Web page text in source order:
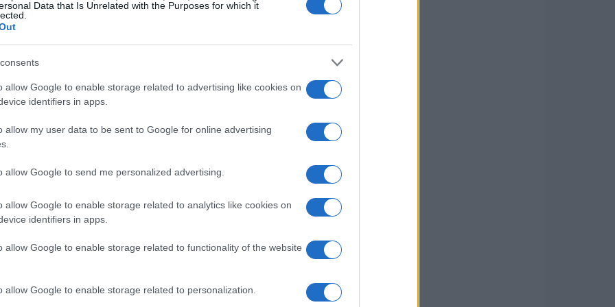
Data that Is Unrelated with the Purposes for which it
allow Google to enable storage related to advertising like cookies on
identifiers in apps.
allow my user data to be sent to Google for online advertising
allow Google to send me personalized advertising.
allow Google to enable storage related to analytics like cookies on
identifiers in apps.
allow Google to enable storage related to functionality of the website
allow Google to enable storage related to personalization.
una costanza di rendimento in tutte le
un marchio di fabbrica della squadra, che ora si
nel panorama calcistico europeo.
d’Europa, emerge chiaramente come l’Inter si sia
ha fatto meglio, con sole 3 sconfitte nello
Real Madrid e il Liverpool hanno subito
City, nonostante il trionfo in Champions, ha
testimoniano l’efficacia del sistema difensivo
resilienza mentale della squadra. La sfida contro il
calcio, ma un confronto tra due realtà che hanno
e strategia.